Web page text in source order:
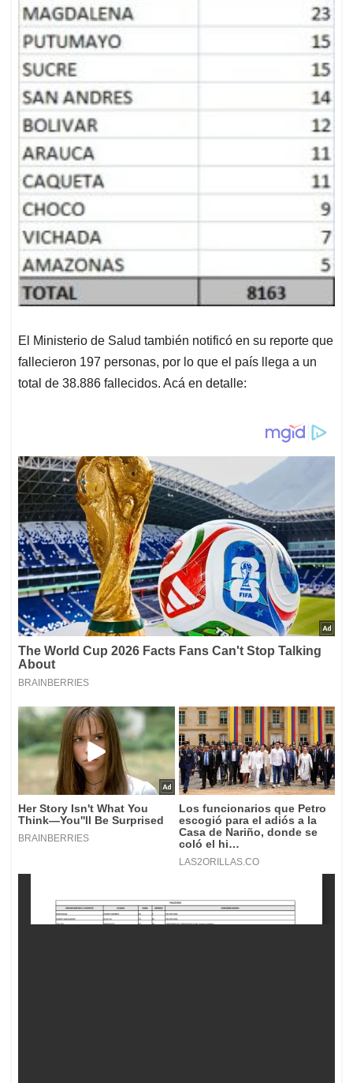
El Ministerio de Salud también notificó en su reporte que
fallecieron 197 personas, por lo que el país llega a un
total de 38.886 fallecidos. Acá en detalle: